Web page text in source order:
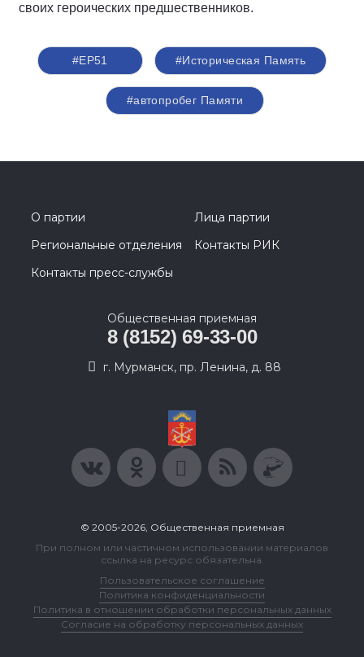
своих героических предшественников.
#ЕР51 #Историческая Память
#автопробег Памяти
О партии
Лица партии
Региональные отделения
Контакты РИК
Контакты пресс-службы
Общественная приемная
8 (8152) 69-33-00
г. Мурманск, пр. Ленина, д. 88
© 2005-2026, Общественная приемная
При полном или частичном использовании материалов
ссылка на ресурс обязательна.
Пользовательское соглашение
Политика конфиденциальности
Политика в отношении обработки персональных данных
Согласие на обработку персональных данных